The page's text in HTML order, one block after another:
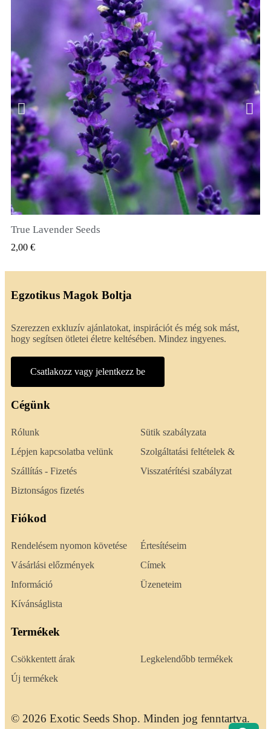
True Lavender Seeds
2,00 €
Egzotikus Magok Boltja
Szerezzen exkluzív ajánlatokat, inspirációt és még sok mást,
hogy segítsen ötletei életre keltésében. Mindez ingyenes.
Csatlakozz vagy jelentkezz be
Cégünk
Rólunk
Lépjen kapcsolatba velünk
Szállítás - Fizetés
Biztonságos fizetés
Sütik szabályzata
Szolgáltatási feltételek &
Visszatérítési szabályzat
Fiókod
Rendelésem nyomon követése
Vásárlási előzmények
Információ
Kívánságlista
Értesítéseim
Címek
Üzeneteim
Termékek
Csökkentett árak
Új termékek
Legkelendőbb termékek
© 2026 Exotic Seeds Shop. Minden jog fenntartva.